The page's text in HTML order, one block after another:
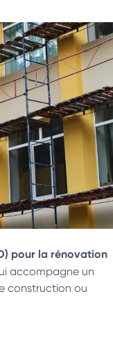
pour la rénovation
accompagne un
construction ou